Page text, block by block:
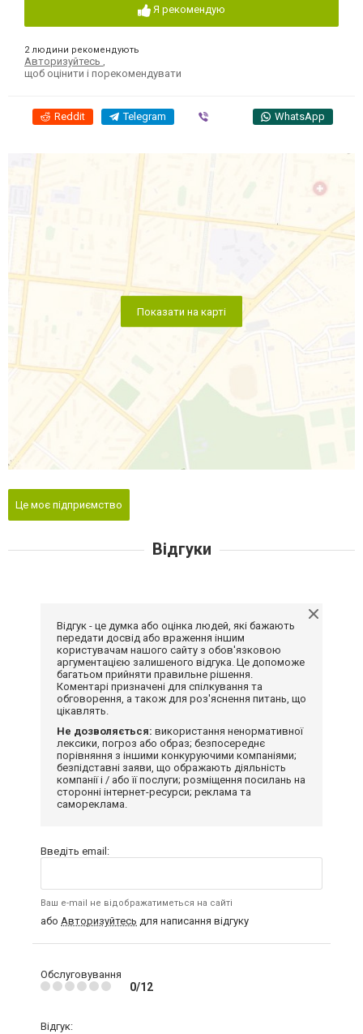
Я рекомендую
2 людини рекомендують
Авторизуйтесь
щоб оцінити і порекомендувати
Reddit Telegram WhatsApp
Показати на карті
Це моє підприємство
Відгуки
Відгук - це думка або оцінка людей, які бажають
передати досвід або враження іншим
користувачам нашого сайту з обов'язковою
аргументацією залишеного відгука. Це допоможе
багатьом прийняти правильне рішення.
Коментарі призначені для спілкування та
обговорення, а також для роз'яснення питань, що
цікавлять.
Не дозволяється: використання ненормативної
лексики, погроз або образ; безпосереднє
порівняння з іншими конкуруючими компаніями;
безпідставні заяви, що ображають діяльність
компанії і / або її послуги; розміщення посилань на
сторонні інтернет-ресурси; реклама та
самореклама.
Введіть email:
Ваш e-mail не відображатиметься на сайті
або Авторизуйтесь для написання відгуку
Обслуговування
0/12
Відгук: